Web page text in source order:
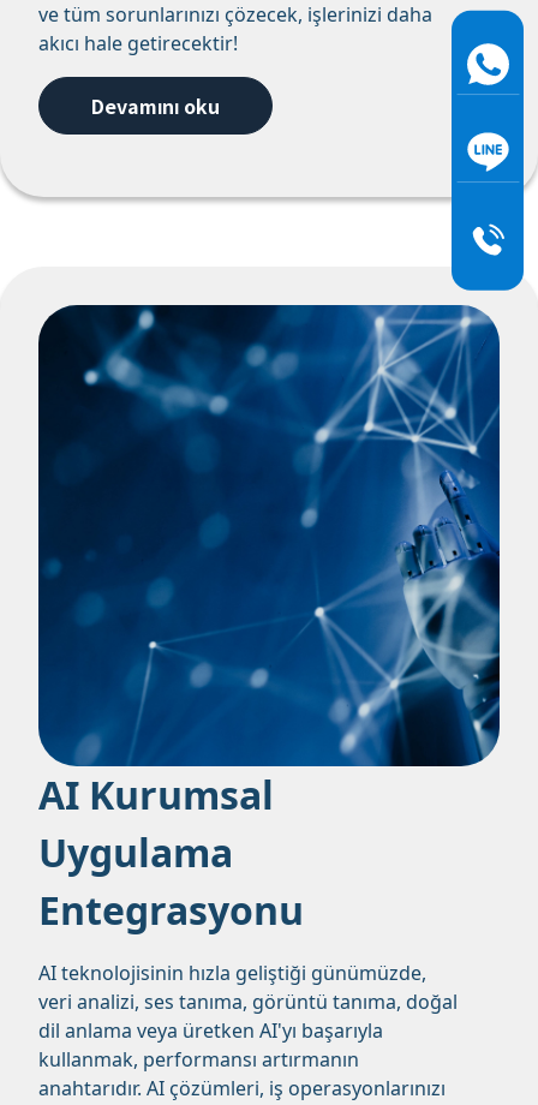
ve tüm sorunlarınızı çözecek, işlerinizi daha
akıcı hale getirecektir!
Devamını oku
AI Kurumsal
Uygulama
Entegrasyonu
AI teknolojisinin hızla geliştiği günümüzde,
veri analizi, ses tanıma, görüntü tanıma, doğal
dil anlama veya üretken AI'yı başarıyla
kullanmak, performansı artırmanın
anahtarıdır. AI çözümleri, iş operasyonlarınızı